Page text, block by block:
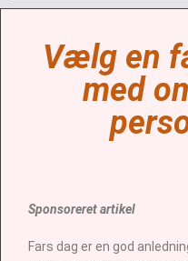
Vælg en
med
Sponsoreret artikel
Fars dag er en god